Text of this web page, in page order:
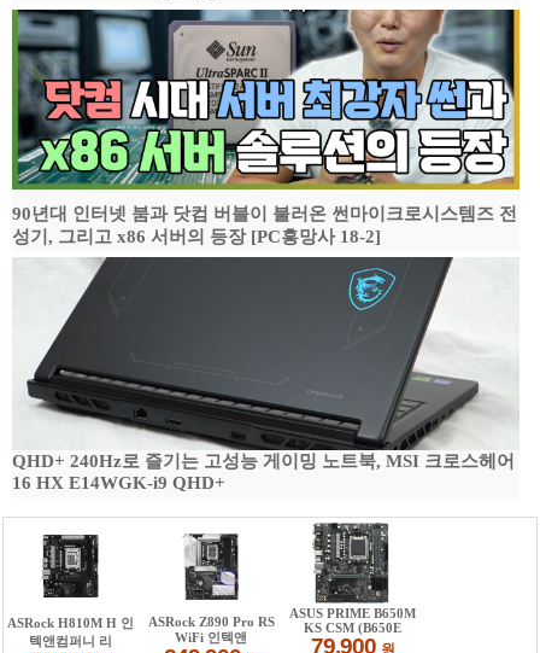
90년대 인터넷 붐과 닷컴 버블이 불러온 썬마이크로시스템즈 전
성기, 그리고 x86 서버의 등장 [PC흥망사 18-2]
QHD+ 240Hz로 즐기는 고성능 게이밍 노트북, MSI 크로스헤어
16 HX E14WGK-i9 QHD+